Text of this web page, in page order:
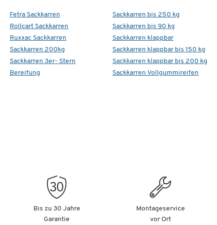
Fetra Sackkarren
Rollcart Sackkarren
Ruxxac Sackkarren
Sackkarren 200kg
Sackkarren 3er- Stern
Bereifung
Sackkarren bis 250 kg
Sackkarren bis 90 kg
Sackkarren klappbar
Sackkarren klappbar bis 150 kg
Sackkarren klappbar bis 200 kg
Sackkarren Vollgummireifen
Bis zu 30 Jahre
Garantie
Montageservice
vor Ort